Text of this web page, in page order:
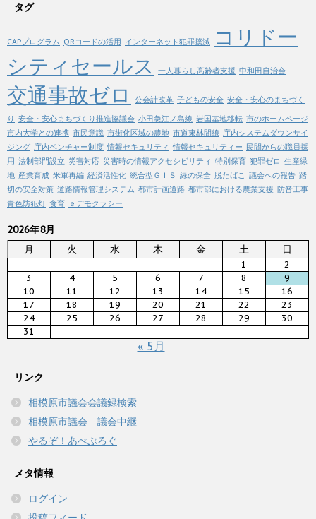
タグ
CAPプログラム QRコードの活用 インターネット犯罪撲滅
コリドー
シティセールス
一人暮らし高齢者支援 中和田自治会
交通事故ゼロ 公会計改革 子どもの安全 安全・安心のまちづく
り 安全・安心まちづくり推進協議会 小田急江ノ島線 岩国基地移転 市のホームページ
市内大学との連携 市民意識 市街化区域の農地 市道東林間線 庁内システムダウンサイ
ジング 庁内ベンチャー制度 情報セキュリティ 情報セキュリティー 民間からの職員採
用 法制部門設立 災害対応 災害時の情報アクセシビリティ 特別保育 犯罪ゼロ 生産緑
地 産業育成 米軍再編 経済活性化 統合型ＧＩＳ 緑の保全 脱たばこ 議会への報告 踏
切の安全対策 道路情報管理システム 都市計画道路 都市部における農業支援 防音工事
青色防犯灯 食育 ｅデモクラシー
2026年8月
月
火 水 木 金 土 日
1
2
3
4 5 6 7 8
9
10
11 12 13 14 15
16
17
18 19 20 21 22
23
24
25 26 27 28 29
30
31
« 5月
リンク
相模原市議会会議録検索
相模原市議会 議会中継
やるぞ！あべぶろぐ
メタ情報
ログイン